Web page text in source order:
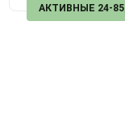
АКТИВНЫЕ 24-